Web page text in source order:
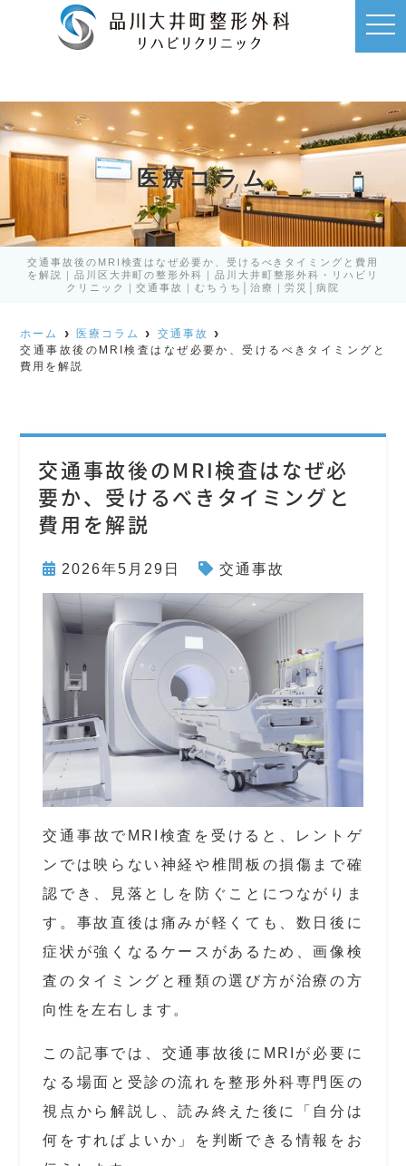
医療コラム
交通事故後のMRI検査はなぜ必要か、受けるべきタイミングと費用
を解説｜品川区大井町の整形外科｜品川大井町整形外科・リハビリ
クリニック｜交通事故｜むちうち│治療｜労災│病院
t
o
n
a
v
i
i
o
n
ホーム 医療コラム
交通事故
交通事故後のMRI検査はなぜ必要か、受けるべきタイミングと
費用を解説
交通事故後のMRI検査はなぜ必
要か、受けるべきタイミングと
費用を解説
2026年5月29日 交通事故
交通事故でMRI検査を受けると、レントゲ
ンでは映らない神経や椎間板の損傷まで確
認でき、見落としを防ぐことにつながりま
す。事故直後は痛みが軽くても、数日後に
症状が強くなるケースがあるため、画像検
査のタイミングと種類の選び方が治療の方
向性を左右します。
この記事では、交通事故後にMRIが必要に
なる場面と受診の流れを整形外科専門医の
視点から解説し、読み終えた後に「自分は
何をすればよいか」を判断できる情報をお